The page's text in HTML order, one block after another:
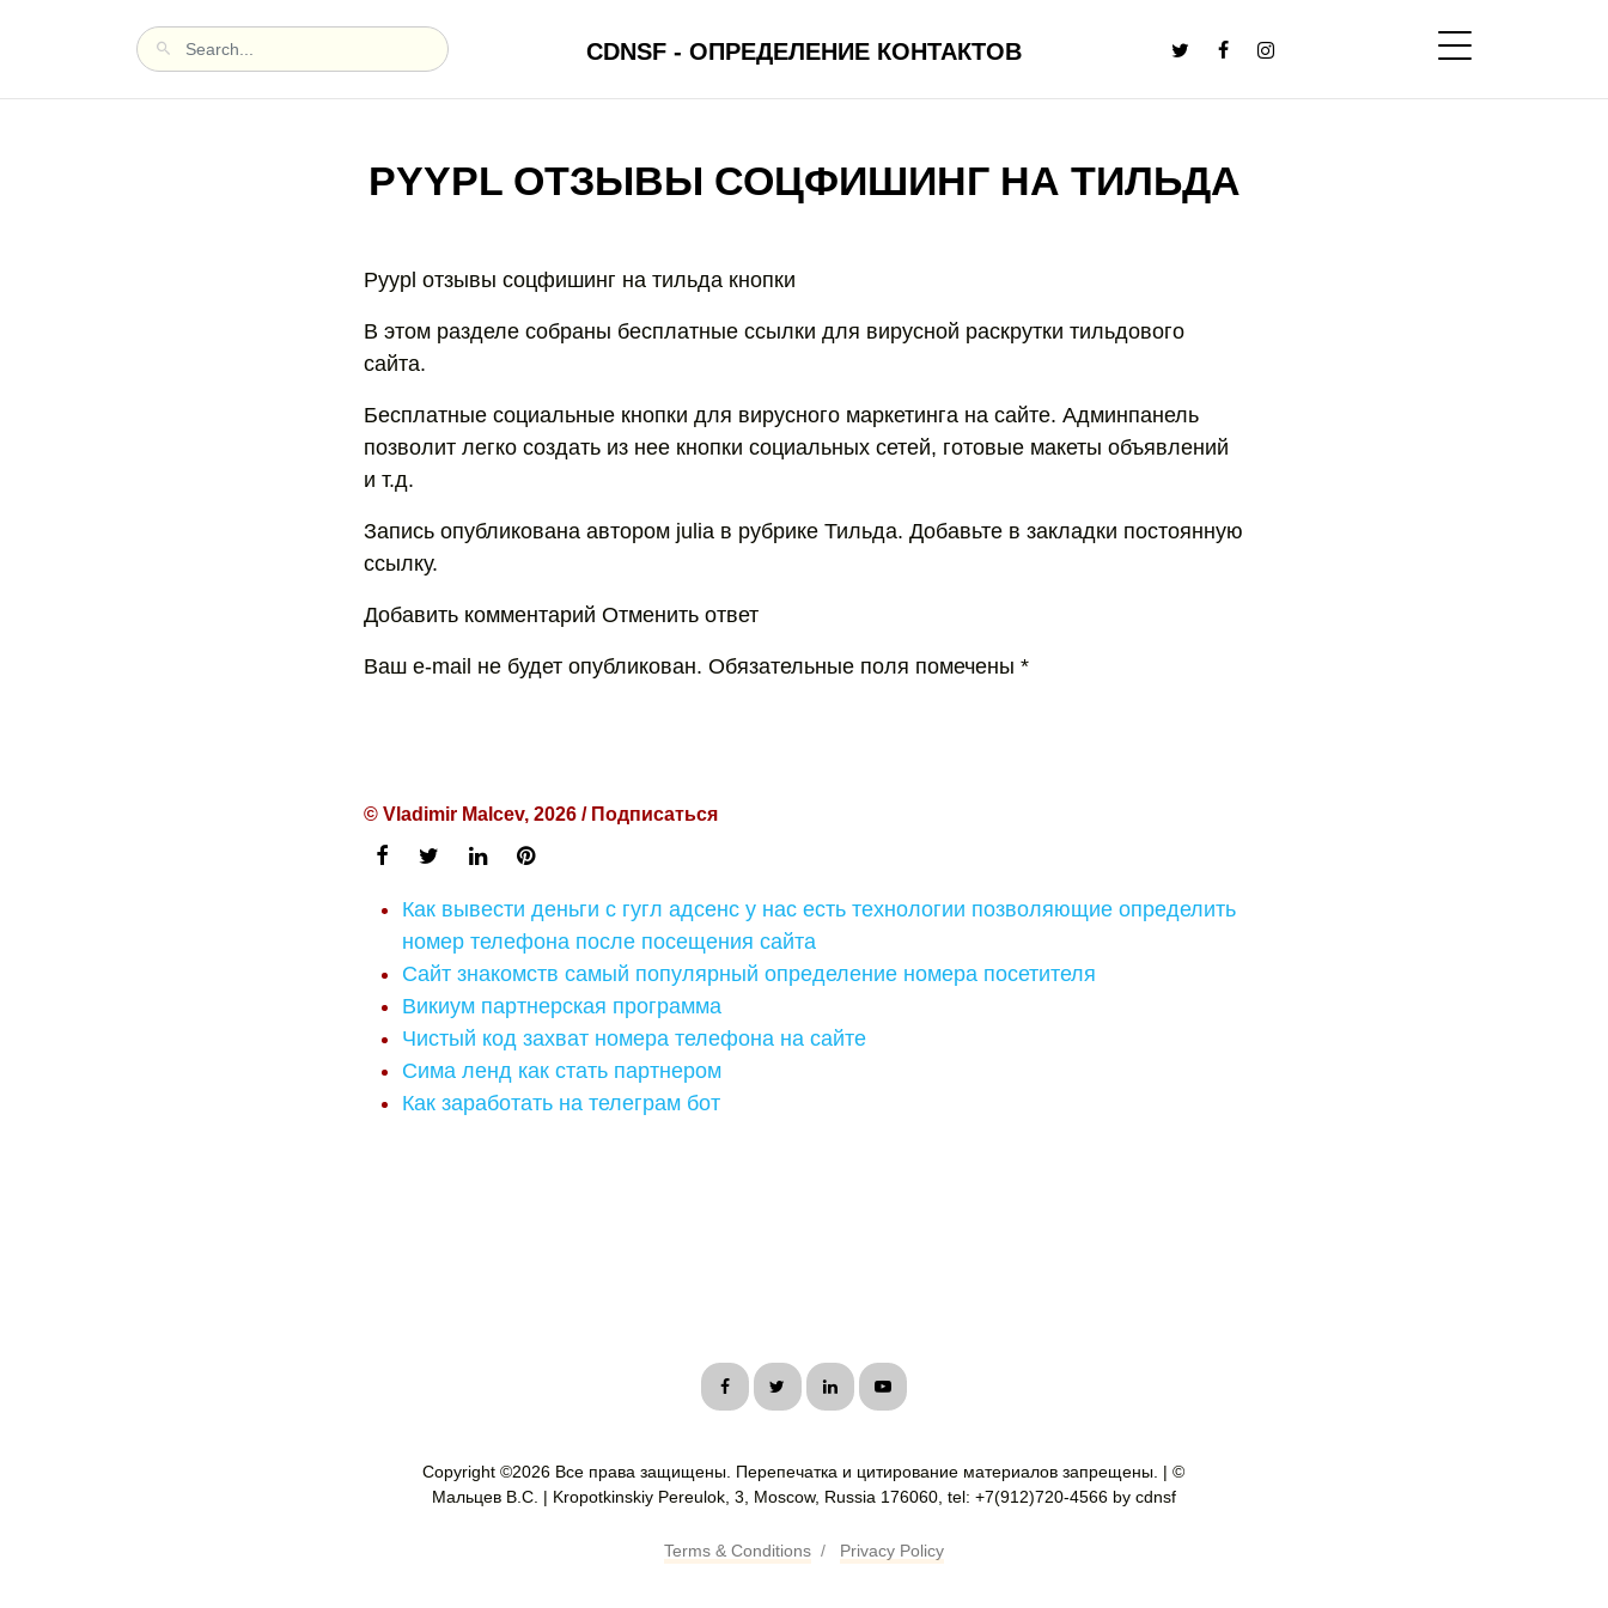
CDNSF - ОПРЕДЕЛЕНИЕ КОНТАКТОВ
PYYPL ОТЗЫВЫ СОЦФИШИНГ НА ТИЛЬДА
Pyypl отзывы соцфишинг на тильда кнопки
В этом разделе собраны бесплатные ссылки для вирусной раскрутки тильдового
сайта.
Бесплатные социальные кнопки для вирусного маркетинга на сайте. Админпанель
позволит легко создать из нее кнопки социальных сетей, готовые макеты объявлений
и т.д.
Запись опубликована автором julia в рубрике Тильда. Добавьте в закладки постоянную
ссылку.
Добавить комментарий Отменить ответ
Ваш e-mail не будет опубликован. Обязательные поля помечены *
© Vladimir Malcev, 2026 / Подписаться
Как вывести деньги с гугл адсенс у нас есть технологии позволяющие определить
номер телефона после посещения сайта
Сайт знакомств самый популярный определение номера посетителя
Викиум партнерская программа
Чистый код захват номера телефона на сайте
Сима ленд как стать партнером
Как заработать на телеграм бот
Copyright ©2026 Все права защищены. Перепечатка и цитирование материалов запрещены. | ©
Мальцев В.С. | Kropotkinskiy Pereulok, 3, Moscow, Russia 176060, tel: +7(912)720-4566 by cdnsf
Terms & Conditions / Privacy Policy